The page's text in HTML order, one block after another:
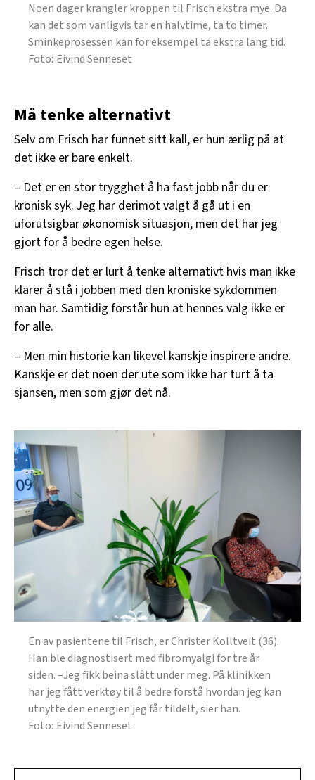
Noen dager krangler kroppen til Frisch ekstra mye. Da
kan det som vanligvis tar en halvtime, ta to timer.
Sminkeprosessen kan for eksempel ta ekstra lang tid.
Eivind Senneset
Må tenke alternativt
Selv om Frisch har funnet sitt kall, er hun ærlig på at
det ikke er bare enkelt.
– Det er en stor trygghet å ha fast jobb når du er
kronisk syk. Jeg har derimot valgt å gå ut i en
uforutsigbar økonomisk situasjon, men det har jeg
gjort for å bedre egen helse.
Frisch tror det er lurt å tenke alternativt hvis man ikke
klarer å stå i jobben med den kroniske sykdommen
man har. Samtidig forstår hun at hennes valg ikke er
for alle.
– Men min historie kan likevel kanskje inspirere andre.
Kanskje er det noen der ute som ikke har turt å ta
sjansen, men som gjør det nå.
En av pasientene til Frisch, er Christer Kolltveit (36).
Han ble diagnostisert med fibromyalgi for tre år
siden. –Jeg fikk beina slått under meg. På klinikken
har jeg fått verktøy til å bedre forstå hvordan jeg kan
utnytte den energien jeg får tildelt, sier han.
Eivind Senneset